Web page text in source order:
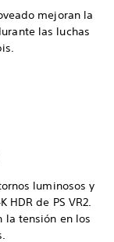
mejoran la
las luchas
luminosos y
de PS VR2.
la tensión en los